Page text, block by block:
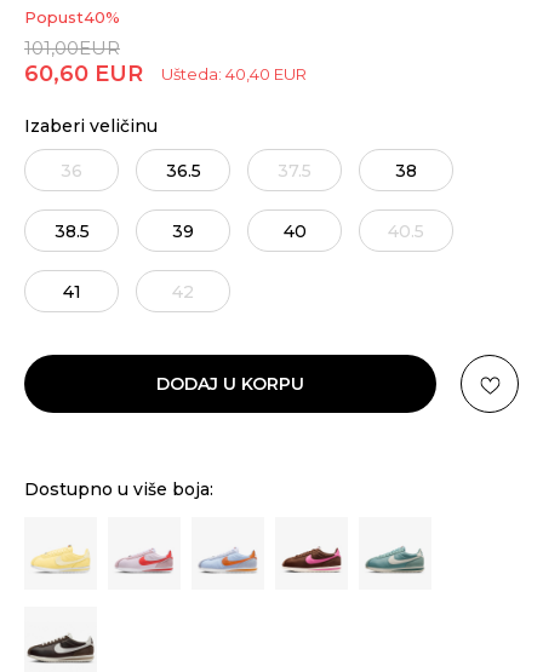
Popust40%
101,00EUR
60,60 EUR Ušteda: 40,40 EUR
Izaberi veličinu
36 36.5 37.5 38
38.5 39 40 40.5
41 42
DODAJ U KORPU
Dostupno u više boja: